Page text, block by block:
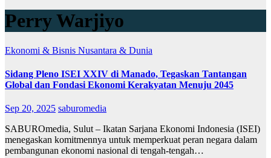
Perry Warjiyo
Ekonomi & Bisnis Nusantara & Dunia
Sidang Pleno ISEI XXIV di Manado, Tegaskan Tantangan
Global dan Fondasi Ekonomi Kerakyatan Menuju 2045
Sep 20, 2025 saburomedia
SABUROmedia, Sulut – Ikatan Sarjana Ekonomi Indonesia (ISEI)
menegaskan komitmennya untuk memperkuat peran negara dalam
pembangunan ekonomi nasional di tengah-tengah…